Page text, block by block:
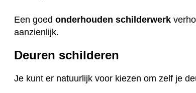
Een goedonderhouden schilderwerk
aanzienlijk.
Deuren schilderen
Je kunt er natuurlijk voor kiezen om zelf je